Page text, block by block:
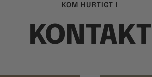
KOM HURTIGT I
KONTAKT